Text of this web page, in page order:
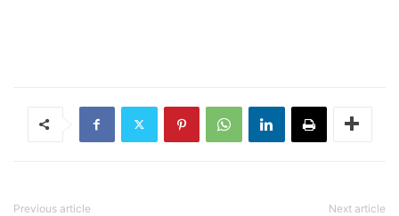
Previous article Next article